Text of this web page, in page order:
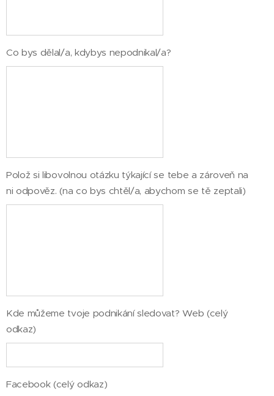
Co bys dělal/a, kdybys nepodnikal/a?
Polož si libovolnou otázku týkající se tebe a zároveň na
ni odpověz. (na co bys chtěl/a, abychom se tě zeptali)
Kde můžeme tvoje podnikání sledovat? Web (celý
odkaz)
Facebook (celý odkaz)